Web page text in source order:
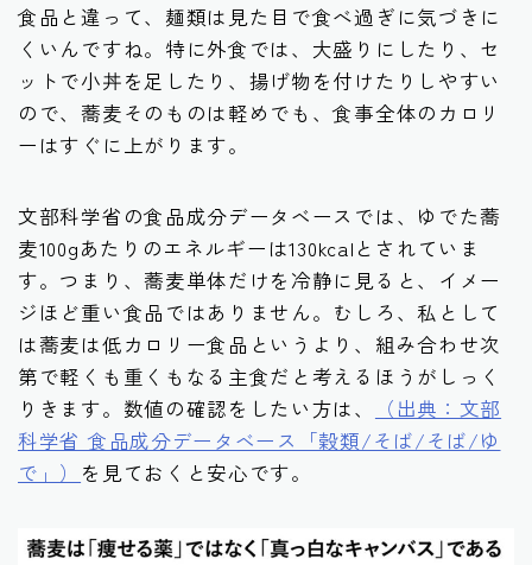
食品と違って、麺類は見た目で食べ過ぎに気づきに
くいんですね。特に外食では、大盛りにしたり、セ
ットで小丼を足したり、揚げ物を付けたりしやすい
ので、蕎麦そのものは軽めでも、食事全体のカロリ
ーはすぐに上がります。
文部科学省の食品成分データベースでは、ゆでた蕎
麦100gあたりのエネルギーは130kcalとされていま
す。つまり、蕎麦単体だけを冷静に見ると、イメー
ジほど重い食品ではありません。むしろ、私として
は蕎麦は低カロリー食品というより、組み合わせ次
第で軽くも重くもなる主食だと考えるほうがしっく
りきます。数値の確認をしたい方は、
（出典：文部
科学省 食品成分データベース「穀類/そば/そば/ゆ
で」） を見ておくと安心です。